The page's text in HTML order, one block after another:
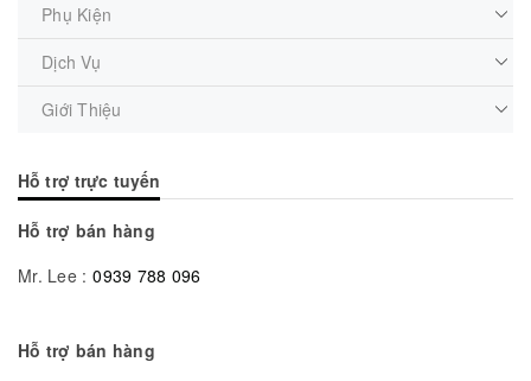
Phụ Kiện
Dịch Vụ
Giới Thiệu
Hỗ trợ trực tuyến
Hỗ trợ bán hàng
Mr. Lee : 0939 788 096
Hỗ trợ bán hàng